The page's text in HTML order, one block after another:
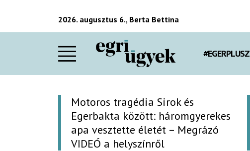
2026. augusztus 6., Berta Bettina
#EGERPLUSZ
Motoros tragédia Sirok és
Egerbakta között: háromgyerekes
apa vesztette életét – Megrázó
VIDEÓ a helyszínről